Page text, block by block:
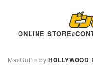
ONLINE STORE
MacGuffin byHOLLYWOOD